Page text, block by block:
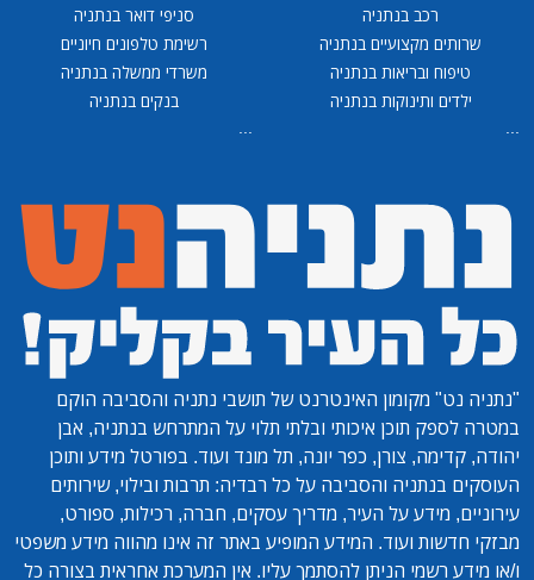
רכב בנתניה
שרותים מקצועיים בנתניה
טיפוח ובריאות בנתניה
ילדים ותינוקות בנתניה
...
סניפי דואר בנתניה
רשימת טלפונים חיוניים
משרדי ממשלה בנתניה
בנקים בנתניה
...
"נתניה נט" מקומון האינטרנט של תושבי נתניה והסביבה הוקם
במטרה לספק תוכן איכותי ובלתי תלוי על המתרחש בנתניה, אבן
יהודה, קדימה, צורן, כפר יונה, תל מונד ועוד. בפורטל מידע ותוכן
העוסקים בנתניה והסביבה על כל רבדיה: תרבות ובילוי, שירותים
עירוניים, מידע על העיר, מדריך עסקים, חברה, רכילות, ספורט,
מבזקי חדשות ועוד. המידע המופיע באתר זה אינו מהווה מידע משפטי
ו/או מידע רשמי הניתן להסתמך עליו. אין המערכת אחראית בצורה כל